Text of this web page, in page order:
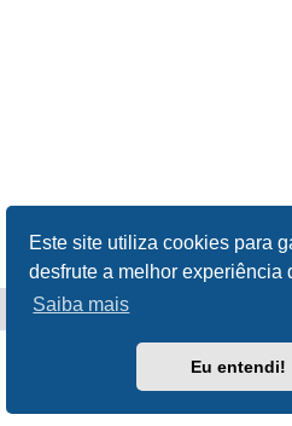
Este site utiliza cookies para
desfrute a melhor experiência
Saiba mais
Eu entendi!
Índice do fórum
Traduzido por: